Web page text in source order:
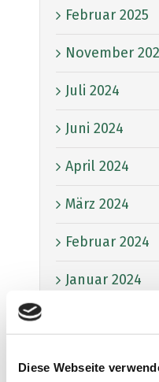
Diese Webseite
Februar 2025
November
Juli 2024
Juni 2024
April 2024
März 2024
Februar 2024
Januar 2024